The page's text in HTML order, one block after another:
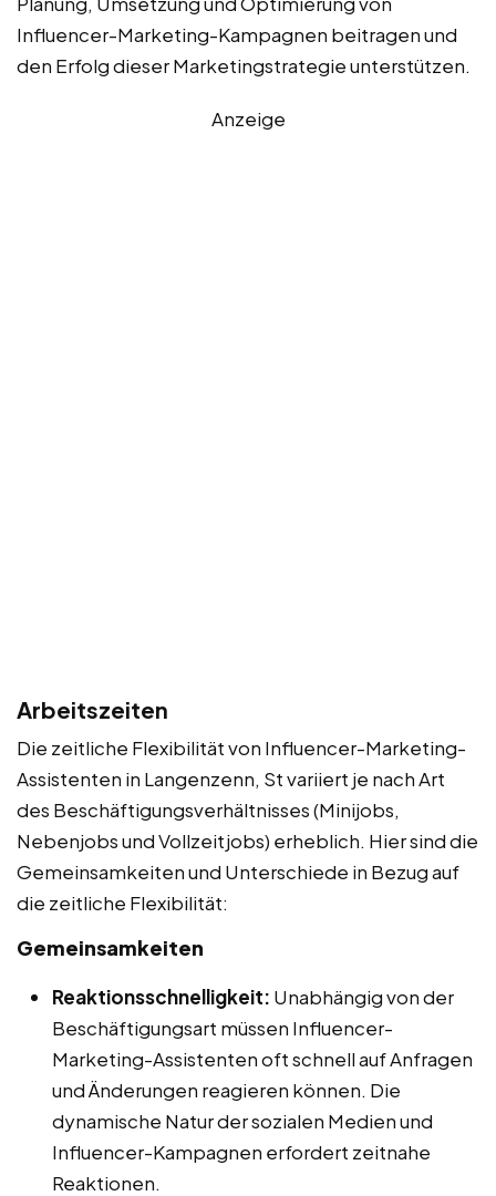
Influencer-Marketing-Kampagnen beitragen und
den Erfolg dieser Marketingstrategie unterstützen.
Anzeige
Arbeitszeiten
Die zeitliche Flexibilität von Influencer-Marketing-
Assistenten in Langenzenn, St variiert je nach Art
des Beschäftigungsverhältnisses (Minijobs,
Nebenjobs und Vollzeitjobs) erheblich. Hier sind die
Gemeinsamkeiten und Unterschiede in Bezug auf
die zeitliche Flexibilität:
Gemeinsamkeiten
Reaktionsschnelligkeit: Unabhängig von der
Beschäftigungsart müssen Influencer-
Marketing-Assistenten oft schnell auf Anfragen
und Änderungen reagieren können. Die
dynamische Natur der sozialen Medien und
Influencer-Kampagnen erfordert zeitnahe
Reaktionen.